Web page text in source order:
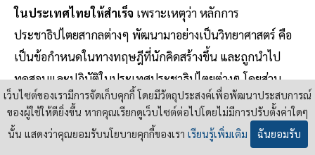
ในประเทศไทยให้สำเร็จ เพราะเหตุว่า หลักการ
ประชาธิปไตยสากลต่างๆ พัฒนามาอย่างเป็นวิทยาศาสตร์ คือ
เป็นข้อกำหนดในทางทฤษฎีที่นักคิดสร้างขึ้น และถูกนำไป
ทดสอบและปฏิบัติในประเทศประชาธิปไตยต่างๆ โดยส่วน
ใหญ่ของโลก แล้วผลของความสำเร็จหรือประโยชน์จากการ
ปฏิบัติตามหลักการเหล่านั้น ถูกนำกลับมากลั่นกรองและยืนยัน
เป็นหลักการเพื่อการยึดถืออย่างเป็นสากลโดยองค์การกลาง
เว็บไซต์ของเรามีการจัดเก็บคุกกี้ โดยมีวัตถุประสงค์เพื่อพัฒนาประสบการณ์
ของผู้ใช้ให้ดียิ่งขึ้น หากคุณเรียกดูเว็บไซต์ต่อไปโดยไม่มีการปรับตั้งค่าใดๆ
นั้น แสดงว่าคุณยอมรับนโยบายคุกกี้ของเรา เรียนรู้เพิ่มเติม ฉันยอมรับ